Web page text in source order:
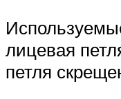
лицевая
петля